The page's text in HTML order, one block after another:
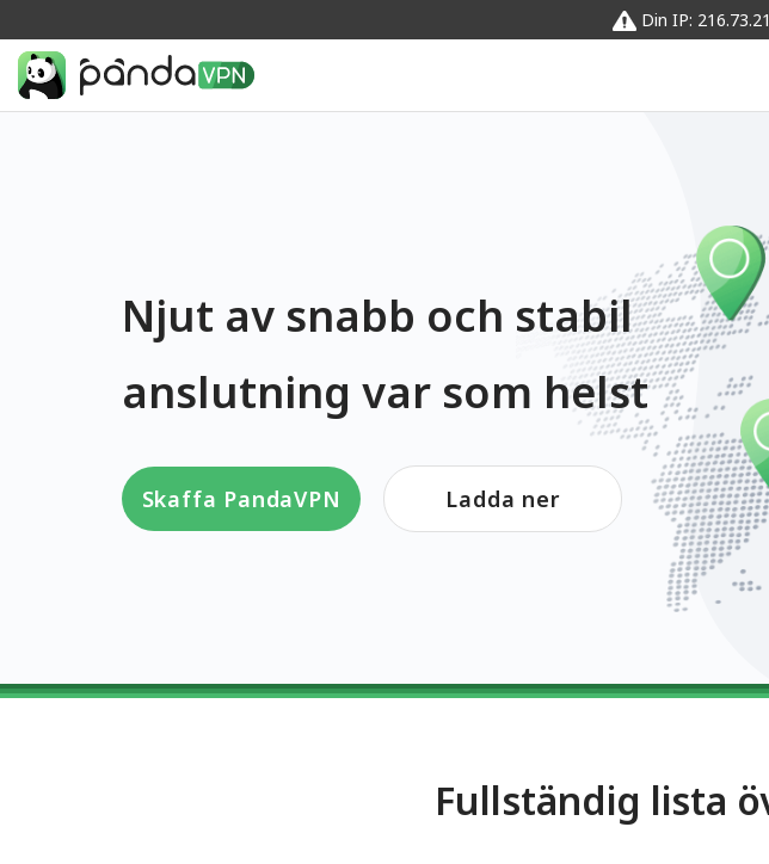
Din IP:
Njut av snabb och stabil
anslutning var som helst
Skaffa PandaVPN Ladda ner
Fullständig lista